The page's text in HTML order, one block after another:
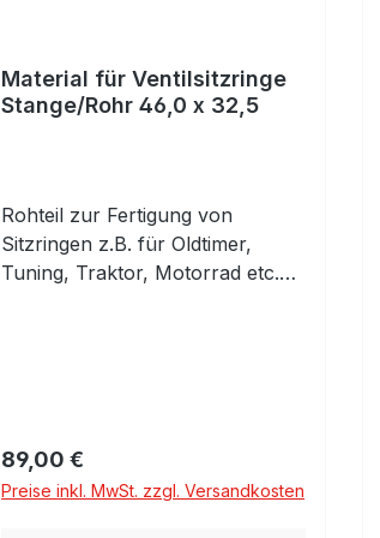
Material für Ventilsitzringe
Stange/Rohr 46,0 x 32,5
Rohteil zur Fertigung von
Sitzringen z.B. für Oldtimer,
Tuning, Traktor, Motorrad etc.
Ventilsitzringe für Otto- und
Dieselmotoren. Ca 12% Cr, 2,0-
2,5% Mo.Geeignet für Sauger-
Regulärer Preis:
89,00 €
Preise inkl. MwSt. zzgl. Versandkosten